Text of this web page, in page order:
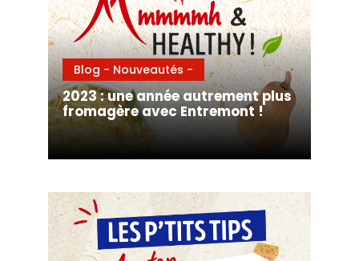
Blog - Nouveautés -
2023 : une année autrement plus
fromagère avec Entremont !